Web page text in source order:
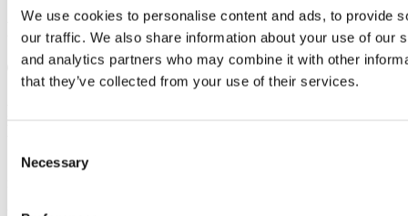
We use cookies to personalise content and ads, to provide
our traffic. We also share information about your use of our
and analytics partners who may combine it with other
that they’ve collected from your use of their services.
Selection
Necessary
Eftir hverju ert þú að leita?
Products
search
Sendu beiðni þína með því að fylla út tengiliðaupplýsingar hér að